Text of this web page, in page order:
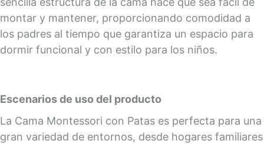
montar y mantener, proporcionando comodidad a
los padres al tiempo que garantiza un espacio para
dormir funcional y con estilo para los niños.
Escenarios de uso del producto
La Cama Montessori con Patas es perfecta para una
gran variedad de entornos, desde hogares familiares